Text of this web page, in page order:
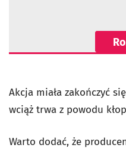
Akcja miała zakończyć
wciąż trwa z powodu
Warto dodać, że